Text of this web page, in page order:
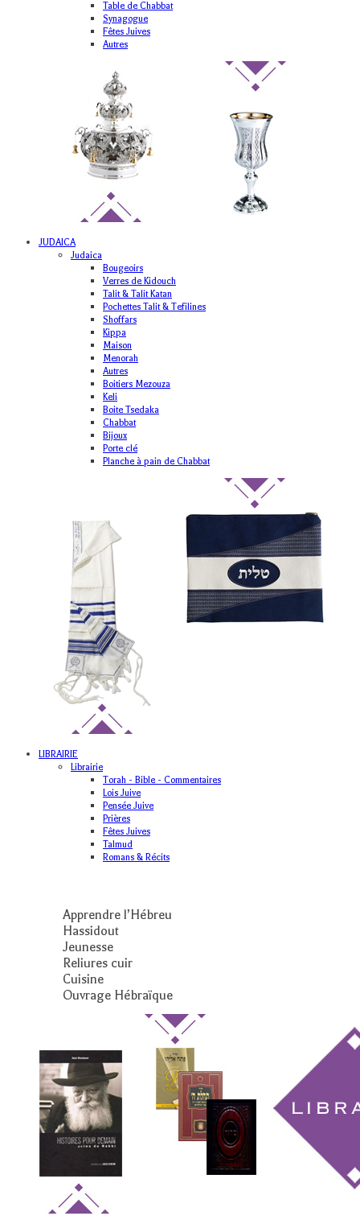
Table de Chabbat
Synagogue
Fêtes Juives
Autres
JUDAICA
Judaica
Bougeoirs
Verres de Kidouch
Talit & Talit Katan
Pochettes Talit & Tefilines
Shoffars
Kippa
Maison
Menorah
Autres
Boitiers Mezouza
Keli
Boite Tsedaka
Chabbat
Bijoux
Porte clé
Planche à pain de Chabbat
LIBRAIRIE
Librairie
Torah - Bible - Commentaires
Lois Juive
Pensée Juive
Prières
Fêtes Juives
Talmud
Romans & Récits
Apprendre l’Hébreu
Hassidout
Jeunesse
Reliures cuir
Cuisine
Ouvrage Hébraïque